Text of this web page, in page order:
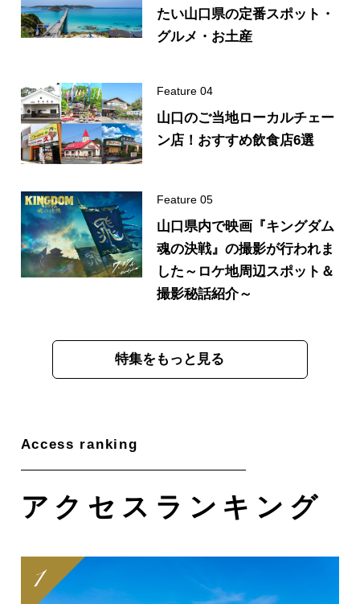
たい山口県の定番スポット・
グルメ・お土産
山口のご当地ローカルチェー
ン店！おすすめ飲食店6選
山口県内で映画『キングダム
魂の決戦』の撮影が行われま
した～ロケ地周辺スポット＆
撮影秘話紹介～
特集をもっと見る
アクセス ランキング